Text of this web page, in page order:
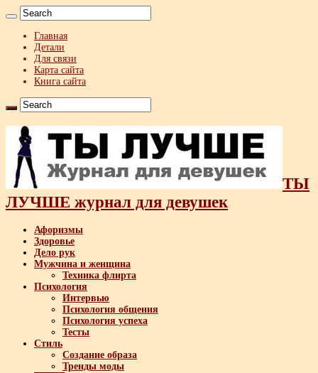
Главная
Детали
Для связи
Карта сайта
Книга сайта
ТЫ
ЛУЧШЕ журнал для девушек
Афоризмы
Здоровье
Дело рук
Мужчина и женщина
Техника флирта
Психология
Интервью
Психология общения
Психология успеха
Тесты
Стиль
Создание образа
Тренды моды